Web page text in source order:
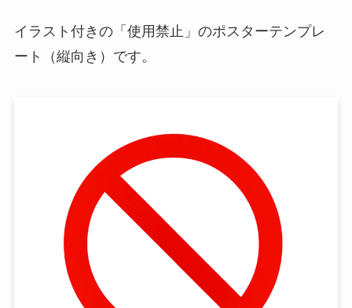
イラスト付きの「使用禁止」のポスターテンプレ
ート（縦向き）です。